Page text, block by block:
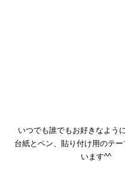
いつでも誰でもお好きなよう
台紙とペン、貼り付け用のテ
います^^